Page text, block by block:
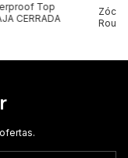
Top
CERRADA